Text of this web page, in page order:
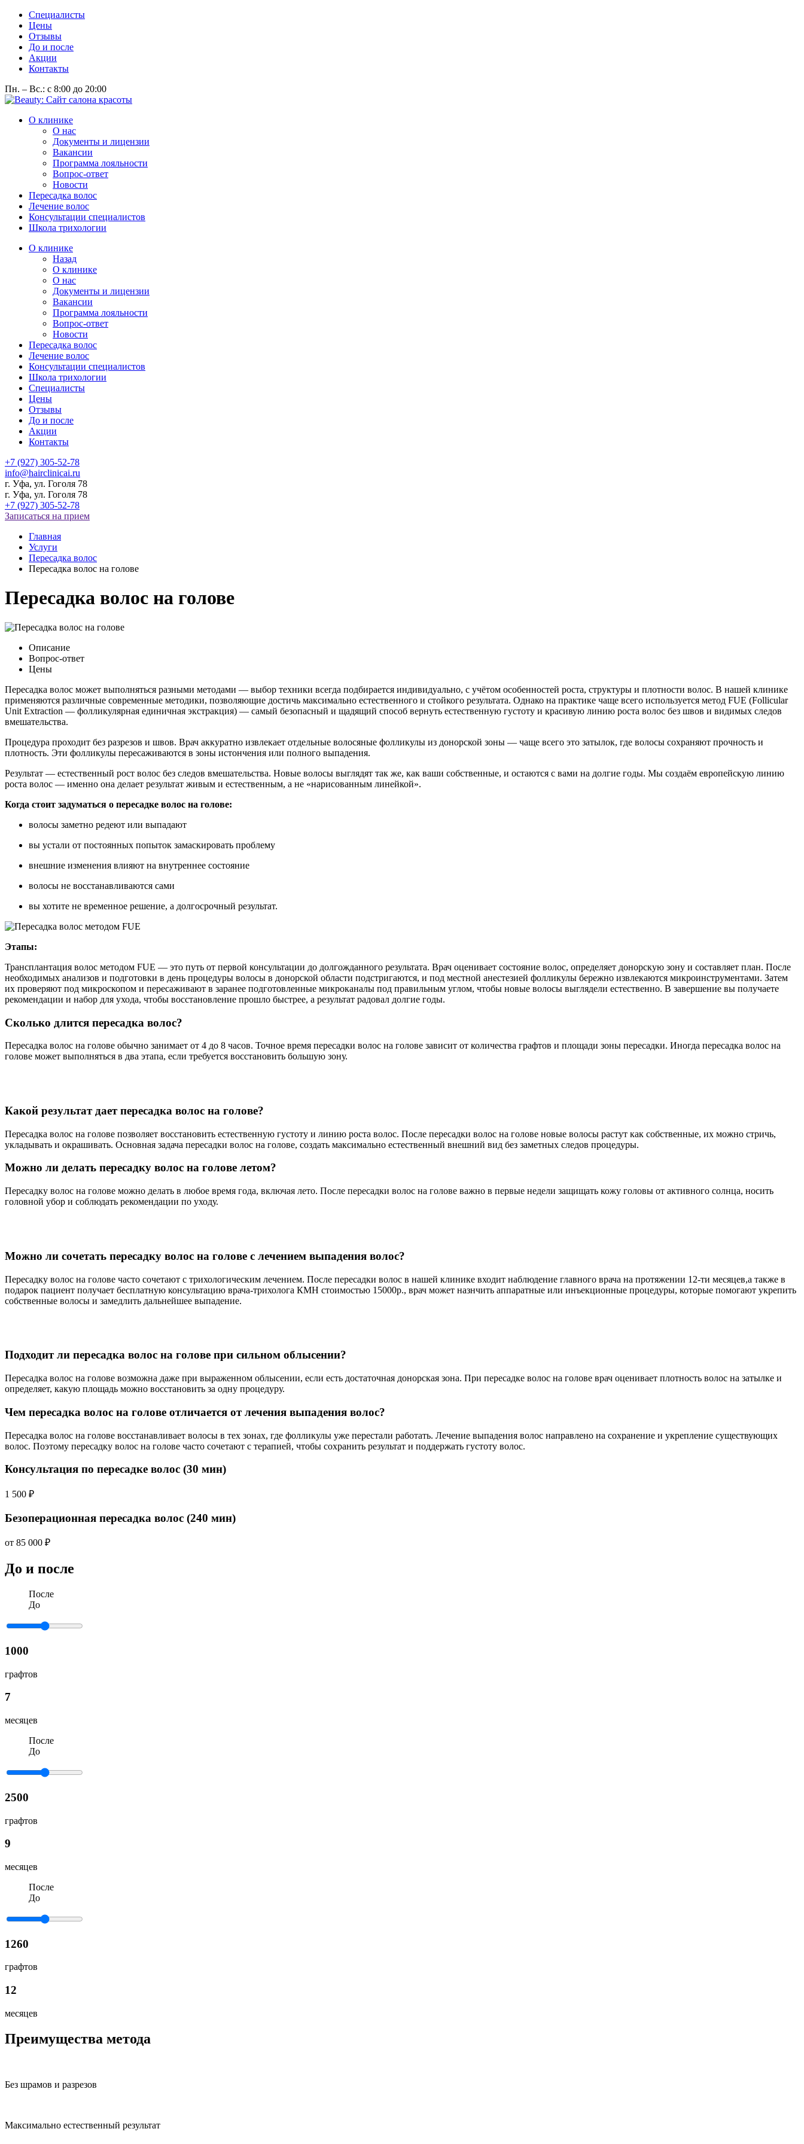
Специалисты
Цены
Отзывы
До и после
Акции
Контакты
Пн. – Вс.: с 8:00 до 20:00
О клинике
О нас
Документы и лицензии
Вакансии
Программа лояльности
Вопрос-ответ
Новости
Пересадка волос
Лечение волос
Консультации специалистов
Школа трихологии
О клинике
Назад
О клинике
О нас
Документы и лицензии
Вакансии
Программа лояльности
Вопрос-ответ
Новости
Пересадка волос
Лечение волос
Консультации специалистов
Школа трихологии
Специалисты
Цены
Отзывы
До и после
Акции
Контакты
+7 (927) 305-52-78
info@hairclinicai.ru
г. Уфа, ул. Гоголя 78
г. Уфа, ул. Гоголя 78
+7 (927) 305-52-78
Записаться на прием
Главная
Услуги
Пересадка волос
Пересадка волос на голове
Пересадка волос на голове
Описание
Вопрос-ответ
Цены
Пересадка волос может выполняться разными методами — выбор техники всегда подбирается индивидуально, с учётом особенностей роста, структуры и плотности волос. В нашей клинике
применяются различные современные методики, позволяющие достичь максимально естественного и стойкого результата. Однако на практике чаще всего используется метод FUE (Follicular
Unit Extraction — фолликулярная единичная экстракция) — самый безопасный и щадящий способ вернуть естественную густоту и красивую линию роста волос без швов и видимых следов
вмешательства.
Процедура проходит без разрезов и швов. Врач аккуратно извлекает отдельные волосяные фолликулы из донорской зоны — чаще всего это затылок, где волосы сохраняют прочность и
плотность. Эти фолликулы пересаживаются в зоны истончения или полного выпадения.
Результат — естественный рост волос без следов вмешательства. Новые волосы выглядят так же, как ваши собственные, и остаются с вами на долгие годы. Мы создаём европейскую линию
роста волос — именно она делает результат живым и естественным, а не «нарисованным линейкой».
Когда стоит задуматься о пересадке волос на голове:
волосы заметно редеют или выпадают
вы устали от постоянных попыток замаскировать проблему
внешние изменения влияют на внутреннее состояние
волосы не восстанавливаются сами
вы хотите не временное решение, а долгосрочный результат.
Этапы:
Трансплантация волос методом FUE — это путь от первой консультации до долгожданного результата. Врач оценивает состояние волос, определяет донорскую зону и составляет план. После
необходимых анализов и подготовки в день процедуры волосы в донорской области подстригаются, и под местной анестезией фолликулы бережно извлекаются микроинструментами. Затем
их проверяют под микроскопом и пересаживают в заранее подготовленные микроканалы под правильным углом, чтобы новые волосы выглядели естественно. В завершение вы получаете
рекомендации и набор для ухода, чтобы восстановление прошло быстрее, а результат радовал долгие годы.
Сколько длится пересадка волос?
Пересадка волос на голове обычно занимает от 4 до 8 часов. Точное время пересадки волос на голове зависит от количества графтов и площади зоны пересадки. Иногда пересадка волос на
голове может выполняться в два этапа, если требуется восстановить большую зону.
Какой результат дает пересадка волос на голове?
Пересадка волос на голове позволяет восстановить естественную густоту и линию роста волос. После пересадки волос на голове новые волосы растут как собственные, их можно стричь,
укладывать и окрашивать. Основная задача пересадки волос на голове, создать максимально естественный внешний вид без заметных следов процедуры.
Можно ли делать пересадку волос на голове летом?
Пересадку волос на голове можно делать в любое время года, включая лето. После пересадки волос на голове важно в первые недели защищать кожу головы от активного солнца, носить
головной убор и соблюдать рекомендации по уходу.
Можно ли сочетать пересадку волос на голове с лечением выпадения волос?
Пересадку волос на голове часто сочетают с трихологическим лечением. После пересадки волос в нашей клинике входит наблюдение главного врача на протяжении 12-ти месяцев,а также в
подарок пациент получает бесплатную консультацию врача-трихолога КМН стоимостью 15000р., врач может назнчить аппаратные или инъекционные процедуры, которые помогают укрепить
собственные волосы и замедлить дальнейшее выпадение.
Подходит ли пересадка волос на голове при сильном облысении?
Пересадка волос на голове возможна даже при выраженном облысении, если есть достаточная донорская зона. При пересадке волос на голове врач оценивает плотность волос на затылке и
определяет, какую площадь можно восстановить за одну процедуру.
Чем пересадка волос на голове отличается от лечения выпадения волос?
Пересадка волос на голове восстанавливает волосы в тех зонах, где фолликулы уже перестали работать. Лечение выпадения волос направлено на сохранение и укрепление существующих
волос. Поэтому пересадку волос на голове часто сочетают с терапией, чтобы сохранить результат и поддержать густоту волос.
Консультация по пересадке волос (30 мин)
1 500 ₽
Безоперационная пересадка волос (240 мин)
от 85 000 ₽
До и после
После
До
1000
графтов
7
месяцев
После
До
2500
графтов
9
месяцев
После
До
1260
графтов
12
месяцев
Преимущества метода
Без шрамов и разрезов
Максимально естественный результат